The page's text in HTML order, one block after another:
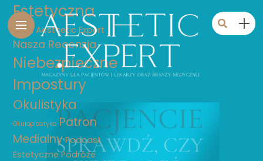
Estetyczna
Nasz Aesthetic Expert
Nasza Recenzja
Niebezpieczne
Impostury
Okulistyka
Okuloplastyka Patron
Medialny Podcast
Estetyczne Podróże